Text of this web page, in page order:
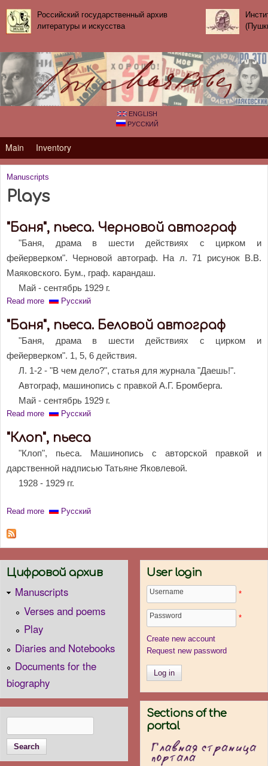
Skip to main content
Российский государственный архив
литературы и искусства
ENGLISH
РУССКИЙ
Primary_tsvetaeva for Владимир Маяковский
Main Inventory
You are here
Manuscripts
Plays
"Баня", пьеса. Черновой автограф
"Баня, драма в шести действиях с цирком и
фейерверком". Черновой автограф. На л. 71 рисунок В.В.
Маяковского. Бум., граф. карандаш.
Май - сентябрь 1929 г.
Read more about "Баня", пьеса. Черновой автограф
Русский
"Баня", пьеса. Беловой автограф
"Баня, драма в шести действиях с цирком и
фейерверком". 1, 5, 6 действия.
Л. 1-2 - "В чем дело?", статья для журнала "Даешь!".
Автограф, машинопись с правкой А.Г. Бромберга.
Май - сентябрь 1929 г.
Read more about "Баня", пьеса. Беловой автограф
Русский
"Клоп", пьеса
"Клоп", пьеса. Машинопись с авторской правкой и
дарственной надписью Татьяне Яковлевой.
1928 - 1929 гг.
Read more about "Клоп", пьеса
Русский
Цифровой архив
Manuscripts
Verses and poems
Play
Diaries and Notebooks
Documents for the
biography
User login
Username *
Password *
Create new account
Request new password
Sections of the
portal